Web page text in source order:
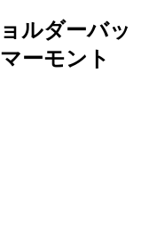
ルダーバッ
ーモント